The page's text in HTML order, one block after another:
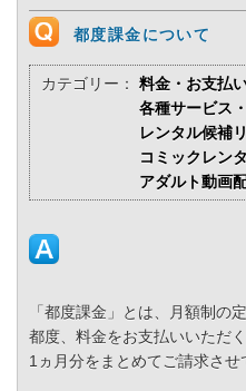
都度課金について
カテゴリー：
料金・お支払
各種サービス
レンタル候補
コミックレン
アダルト動画
「都度課金」とは、月額制の
都度、料金をお支払いいただ
1ヵ月分をまとめてご請求させ